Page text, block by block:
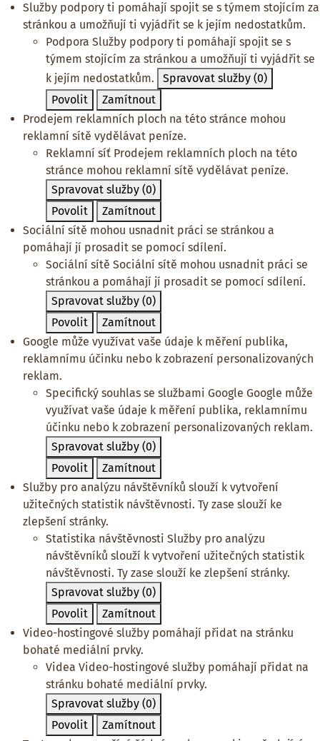
Služby podpory ti pomáhají spojit se s týmem stojícím za
stránkou a umožňují ti vyjádřit se k jejím nedostatkům.
Podpora Služby podpory ti pomáhají spojit se s
týmem stojícím za stránkou a umožňují ti vyjádřit se
k jejím nedostatkům.
Spravovat služby (0)
Povolit
Zamítnout
Prodejem reklamních ploch na této stránce mohou
reklamní sítě vydělávat peníze.
Reklamní síť Prodejem reklamních ploch na této
stránce mohou reklamní sítě vydělávat peníze.
Spravovat služby (0)
Povolit
Zamítnout
Sociální sítě mohou usnadnit práci se stránkou a
pomáhají jí prosadit se pomocí sdílení.
Sociální sítě Sociální sítě mohou usnadnit práci se
stránkou a pomáhají jí prosadit se pomocí sdílení.
Spravovat služby (0)
Povolit
Zamítnout
Google může využívat vaše údaje k měření publika,
reklamnímu účinku nebo k zobrazení personalizovaných
reklam.
Specifický souhlas se službami Google Google může
využívat vaše údaje k měření publika, reklamnímu
účinku nebo k zobrazení personalizovaných reklam.
Spravovat služby (0)
Povolit
Zamítnout
Služby pro analýzu návštěvníků slouží k vytvoření
užitečných statistik návštěvnosti. Ty zase slouží ke
zlepšení stránky.
Statistika návštěvnosti Služby pro analýzu
návštěvníků slouží k vytvoření užitečných statistik
návštěvnosti. Ty zase slouží ke zlepšení stránky.
Spravovat služby (0)
Povolit
Zamítnout
Video-hostingové služby pomáhají přidat na stránku
bohaté mediální prvky.
Videa Video-hostingové služby pomáhají přidat na
stránku bohaté mediální prvky.
Spravovat služby (0)
Povolit
Zamítnout